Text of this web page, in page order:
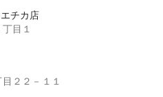
チカ店
目１
２２－１１